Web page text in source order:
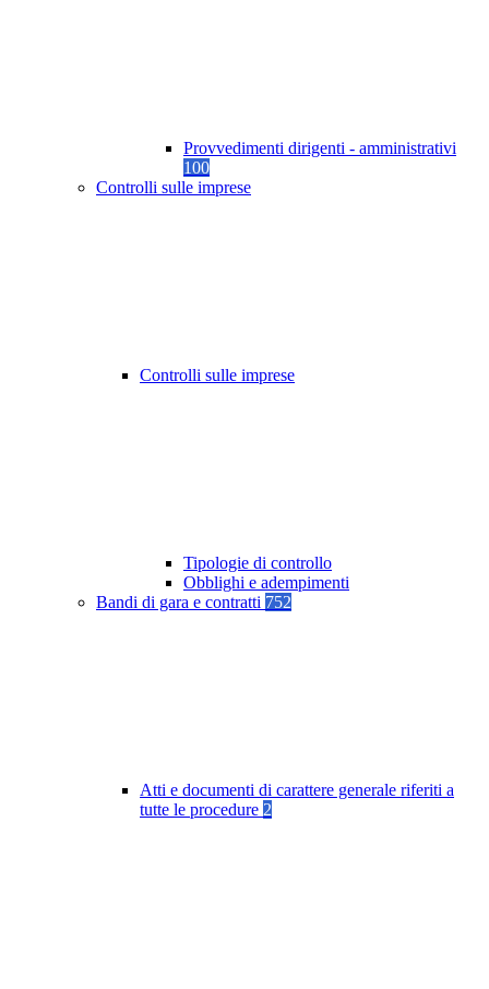
Provvedimenti dirigenti - amministrativi
100
Controlli sulle imprese
Controlli sulle imprese
Tipologie di controllo
Obblighi e adempimenti
Bandi di gara e contratti 752
Atti e documenti di carattere generale riferiti a
tutte le procedure 2